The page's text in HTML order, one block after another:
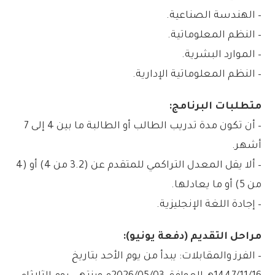
– الهندسة الصناعية.
– النظم المعلوماتية.
– الموارد البشرية.
– النظم المعلوماتية الإدارية.
متطلبات البرنامج:
– أن تكون مدة تدريب الطالب أو الطالبة ما بين 4 إلى 7
أشهر.
– ألا يقل المعدل التراكمي للمتقدم عن (3.2 من 4) أو (4
من 5) أو ما يعادلها.
– إجادة اللغة الإنجليزية.
مراحل التقديم (دفعة يونيو):
– الفرز والمقابلات: يبدأ من يوم الأحد بتاريخ